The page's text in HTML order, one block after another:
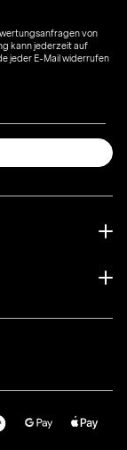
von
kann jederzeit auf
jeder E-Mail widerrufen